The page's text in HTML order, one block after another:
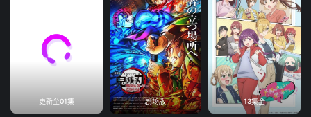
更新至01集 剧场版 13集全